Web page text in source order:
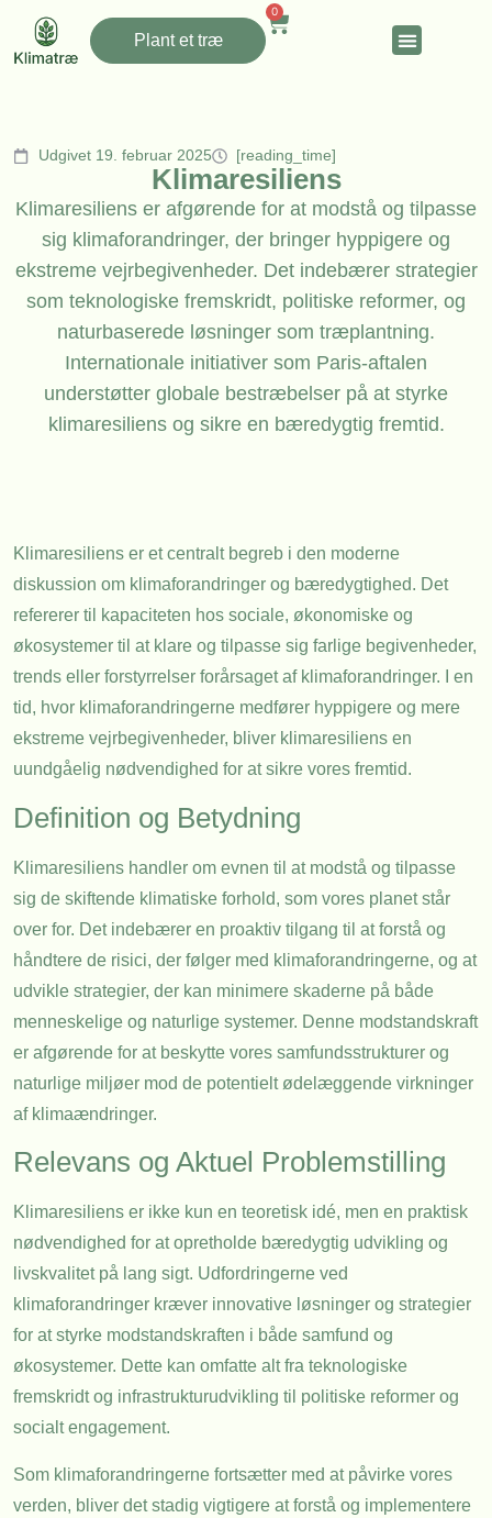
Plant et træ
0
Udgivet 19. februar 2025 [reading_time]
Klimaresiliens
Klimaresiliens er afgørende for at modstå og tilpasse
sig klimaforandringer, der bringer hyppigere og
ekstreme vejrbegivenheder. Det indebærer strategier
som teknologiske fremskridt, politiske reformer, og
naturbaserede løsninger som træplantning.
Internationale initiativer som Paris-aftalen
understøtter globale bestræbelser på at styrke
klimaresiliens og sikre en bæredygtig fremtid.
Klimaresiliens er et centralt begreb i den moderne
diskussion om klimaforandringer og bæredygtighed. Det
refererer til kapaciteten hos sociale, økonomiske og
økosystemer til at klare og tilpasse sig farlige begivenheder,
trends eller forstyrrelser forårsaget af klimaforandringer. I en
tid, hvor klimaforandringerne medfører hyppigere og mere
ekstreme vejrbegivenheder, bliver klimaresiliens en
uundgåelig nødvendighed for at sikre vores fremtid.
Definition og Betydning
Klimaresiliens handler om evnen til at modstå og tilpasse
sig de skiftende klimatiske forhold, som vores planet står
over for. Det indebærer en proaktiv tilgang til at forstå og
håndtere de risici, der følger med klimaforandringerne, og at
udvikle strategier, der kan minimere skaderne på både
menneskelige og naturlige systemer. Denne modstandskraft
er afgørende for at beskytte vores samfundsstrukturer og
naturlige miljøer mod de potentielt ødelæggende virkninger
af klimaændringer.
Relevans og Aktuel Problemstilling
Klimaresiliens er ikke kun en teoretisk idé, men en praktisk
nødvendighed for at opretholde bæredygtig udvikling og
livskvalitet på lang sigt. Udfordringerne ved
klimaforandringer kræver innovative løsninger og strategier
for at styrke modstandskraften i både samfund og
økosystemer. Dette kan omfatte alt fra teknologiske
fremskridt og infrastrukturudvikling til politiske reformer og
socialt engagement.
Som klimaforandringerne fortsætter med at påvirke vores
verden, bliver det stadig vigtigere at forstå og implementere